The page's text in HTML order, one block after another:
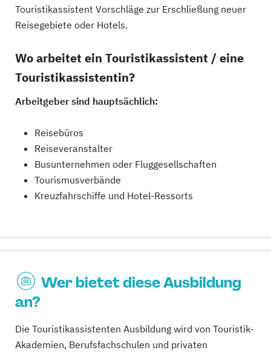
Touristikassistent Vorschläge zur Erschließung neuer
Reisegebiete oder Hotels.
Wo arbeitet ein Touristikassistent / eine
Touristikassistentin?
Arbeitgeber sind hauptsächlich:
Reisebüros
Reiseveranstalter
Busunternehmen oder Fluggesellschaften
Tourismusverbände
Kreuzfahrschiffe und Hotel-Ressorts
Wer bietet diese Ausbildung
an?
Die Touristikassistenten Ausbildung wird von Touristik-
Akademien, Berufsfachschulen und privaten